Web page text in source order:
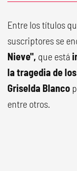
Entre los títulos
suscriptores se
Nieve", que está
la tragedia de
Griselda Blanco
entre otros.